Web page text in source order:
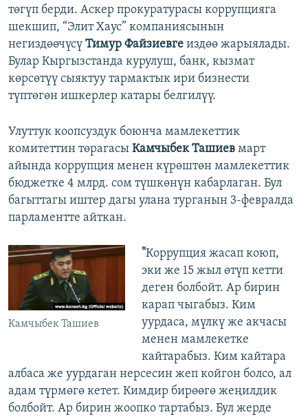
төгүп берди. Аскер прокуратурасы коррупцияга
шекшип, “Элит Хаус” компаниясынын
негиздөөчүсү Тимур Файзиевге издөө жарыялады.
Булар Кыргызстанда курулуш, банк, кызмат
көрсөтүү сыяктуу тармактык ири бизнести
түптөгөн ишкерлер катары белгилүү.
Улуттук коопсуздук боюнча мамлекеттик
комитеттин төрагасы Камчыбек Ташиев март
айында коррупция менен күрөштөн мамлекеттик
бюджетке 4 млрд. сом түшкөнүн кабарлаган. Бул
багыттагы иштер дагы улана турганын 3-февралда
парламентте айткан.
Камчыбек Ташиев
"Коррупция жасап коюп,
эки же 15 жыл өтүп кетти
деген болбойт. Ар бирин
карап чыгабыз. Ким
уурдаса, мүлкү же акчасы
менен мамлекетке
кайтарабыз. Ким кайтара
албаса же уурдаган нерсесин жеп койгон болсо, ал
адам түрмөгө кетет. Кимдир бирөөгө жеңилдик
болбойт. Ар бирин жоопко тартабыз. Бул жерде